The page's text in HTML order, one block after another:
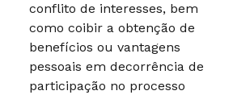
conflito de interesses, bem
como coibir a obtenção de
benefícios ou vantagens
pessoais em decorrência de
participação no processo